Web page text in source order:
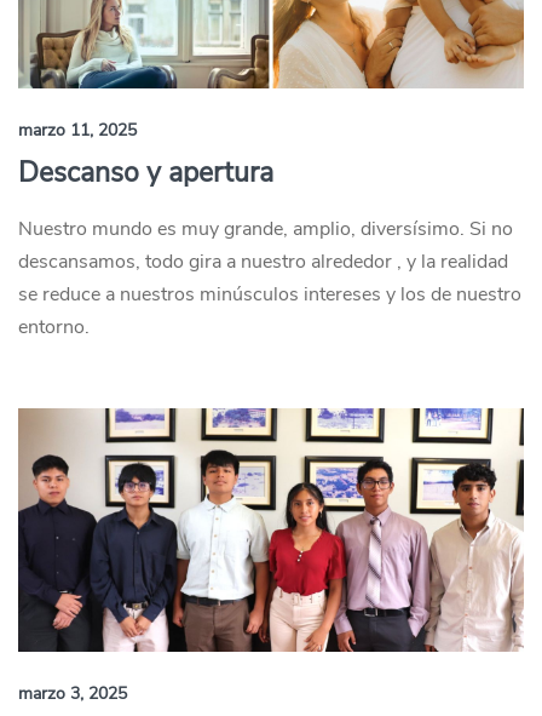
marzo 11, 2025
Descanso y apertura
Nuestro mundo es muy grande, amplio, diversísimo. Si no
descansamos, todo gira a nuestro alrededor , y la realidad
se reduce a nuestros minúsculos intereses y los de nuestro
entorno.
marzo 3, 2025